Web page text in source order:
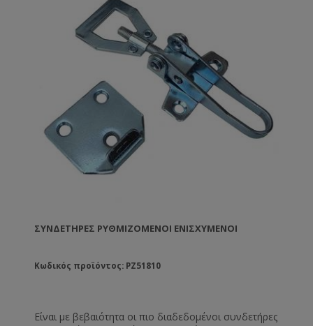
ΣΥΝΔΕΤΉΡΕΣ ΡΥΘΜΙΖΌΜΕΝΟΙ ΕΝΙΣΧΥΜΈΝΟΙ
Κωδικός προϊόντος: PZ51810
Είναι με βεβαιότητα οι πιο διαδεδομένοι συνδετήρες